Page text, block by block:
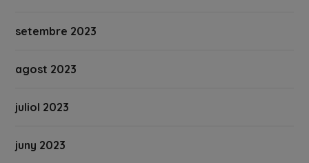
setembre 2023
agost 2023
juliol 2023
juny 2023